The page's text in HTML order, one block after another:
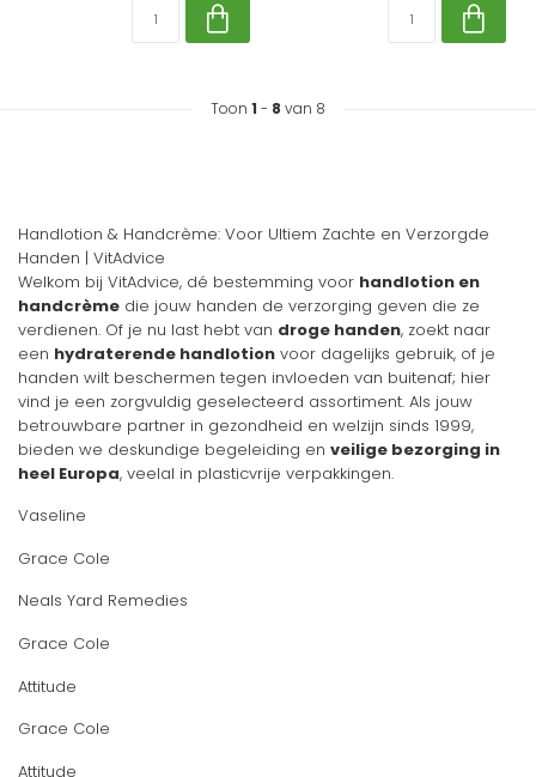
Toon 1 - 8 van 8
Handlotion & Handcrème: Voor Ultiem Zachte en Verzorgde
Handen | VitAdvice
Welkom bij VitAdvice, dé bestemming voor handlotion en
handcrème die jouw handen de verzorging geven die ze
verdienen. Of je nu last hebt van droge handen, zoekt naar
een hydraterende handlotion voor dagelijks gebruik, of je
handen wilt beschermen tegen invloeden van buitenaf; hier
vind je een zorgvuldig geselecteerd assortiment. Als jouw
betrouwbare partner in gezondheid en welzijn sinds 1999,
bieden we deskundige begeleiding en veilige bezorging in
heel Europa, veelal in plasticvrije verpakkingen.
Vaseline
Grace Cole
Neals Yard Remedies
Grace Cole
Attitude
Grace Cole
Attitude